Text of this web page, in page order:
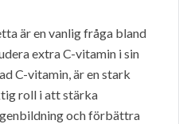
är en vanlig fråga bland
extra C-vitamin i sin
C-vitamin, är en stark
roll i att stärka
och förbättra